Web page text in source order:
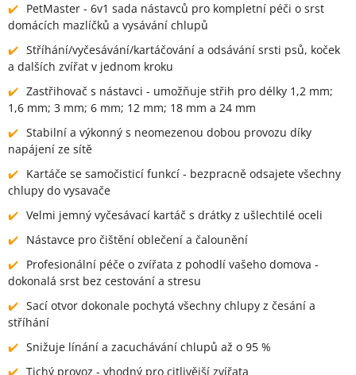
PetMaster - 6v1 sada nástavců pro kompletní péči o srst
domácích mazlíčků a vysávání chlupů
Stříhání/vyčesávání/kartáčování a odsávání srsti psů, koček
a dalších zvířat v jednom kroku
Zastřihovač s nástavci - umožňuje střih pro délky 1,2 mm;
1,6 mm; 3 mm; 6 mm; 12 mm; 18 mm a 24 mm
Stabilní a výkonný s neomezenou dobou provozu díky
napájení ze sítě
Kartáče se samočisticí funkcí - bezpracně odsajete všechny
chlupy do vysavače
Velmi jemný vyčesávací kartáč s drátky z ušlechtilé oceli
Nástavce pro čištění oblečení a čalounění
Profesionální péče o zvířata z pohodlí vašeho domova -
dokonalá srst bez cestování a stresu
Sací otvor dokonale pochytá všechny chlupy z česání a
stříhání
Snižuje línání a zacuchávání chlupů až o 95 %
Tichý provoz - vhodný pro citlivější zvířata